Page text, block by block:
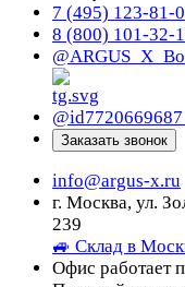
7 (495) 123-81-
8 (800) 101-32-
Заказать звонок
info@argus-x.ru
г. Москва, ул.
239
🚙 Склад в
Офис работает